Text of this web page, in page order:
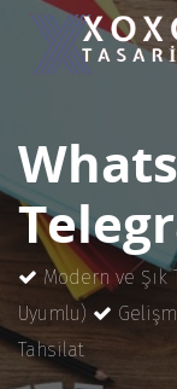
Modern ve Şık
Uyumlu)
Tahsilat